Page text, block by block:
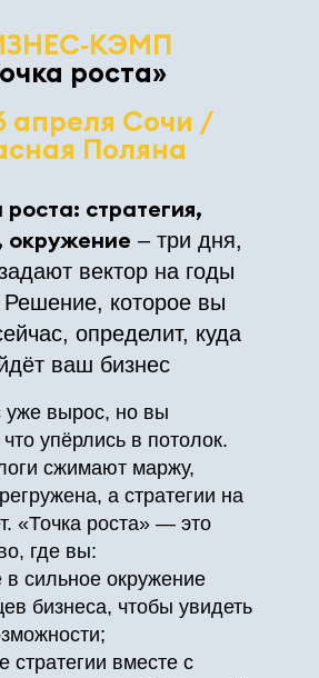
роста»
апреля Сочи /
Поляна
роста: стратегия,
окружение – три дня,
вектор на годы
которое вы
определит, куда
ваш бизнес
уже вырос, но вы
что упёрлись в потолок.
сжимают маржу,
а стратегии на
«Точка роста» — это
где вы:
в сильное окружение
бизнеса, чтобы увидеть
стратегии вместе с